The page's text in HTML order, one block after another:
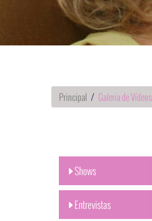
Principal Galeria de Vídeos
Shows
Entrevistas